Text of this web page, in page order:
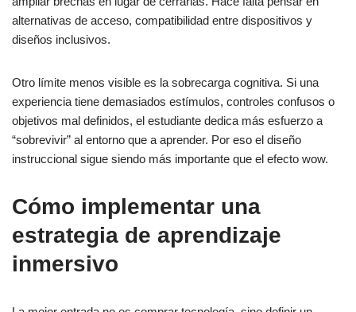
alternativas de acceso, compatibilidad entre dispositivos y
diseños inclusivos.
Otro límite menos visible es la sobrecarga cognitiva. Si una
experiencia tiene demasiados estímulos, controles confusos o
objetivos mal definidos, el estudiante dedica más esfuerzo a
“sobrevivir” al entorno que a aprender. Por eso el diseño
instruccional sigue siendo más importante que el efecto wow.
Cómo implementar una
estrategia de aprendizaje
inmersivo